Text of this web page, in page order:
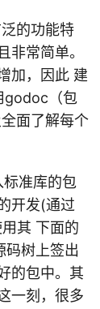
的功能特
非常简单。
加，因此 建
godoc（包
面了解每个
准库的包
开发(通过
其 下面的
码树上签出
的包中。其
一刻，很多